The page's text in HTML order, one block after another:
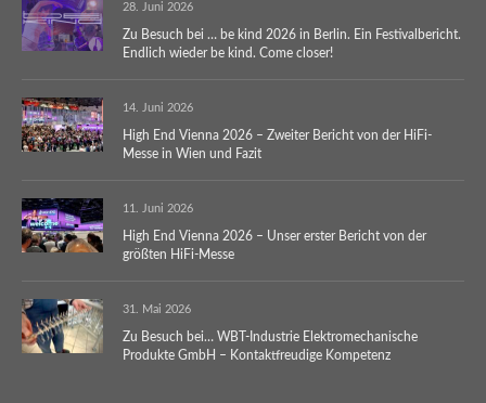
28. Juni 2026
Zu Besuch bei … be kind 2026 in Berlin. Ein Festivalbericht.
Endlich wieder be kind. Come closer!
14. Juni 2026
High End Vienna 2026 – Zweiter Bericht von der HiFi-
Messe in Wien und Fazit
11. Juni 2026
High End Vienna 2026 – Unser erster Bericht von der
größten HiFi-Messe
31. Mai 2026
Zu Besuch bei… WBT-Industrie Elektromechanische
Produkte GmbH – Kontaktfreudige Kompetenz